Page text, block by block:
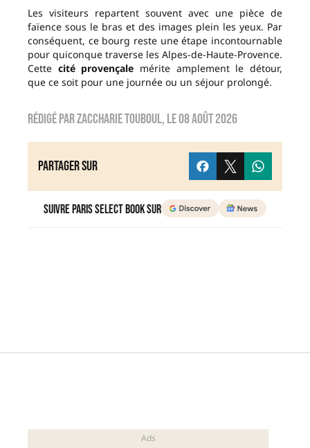
Les visiteurs repartent souvent avec une pièce de
faïence sous le bras et des images plein les yeux. Par
conséquent, ce bourg reste une étape incontournable
pour quiconque traverse les Alpes-de-Haute-Provence.
Cette cité provençale mérite amplement le détour,
que ce soit pour une journée ou un séjour prolongé.
Rédigé parzaccharie touboul, le08 août 2026
Partager sur
Suivre Paris Select Book sur